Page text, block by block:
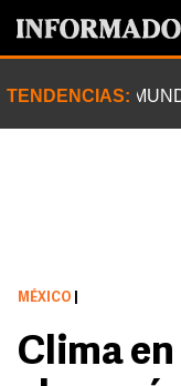
TENDENCIAS:
MÉXICO
Clima